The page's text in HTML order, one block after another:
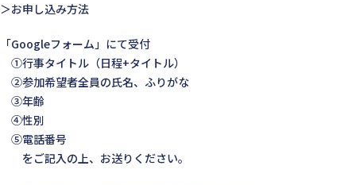
＞お申し込み方法
「Googleフォーム」にて受付
①行事タイトル（日程+タイトル）
②参加希望者全員の氏名、ふりがな
③年齢
④性別
⑤電話番号
をご記入の上、お送りください。